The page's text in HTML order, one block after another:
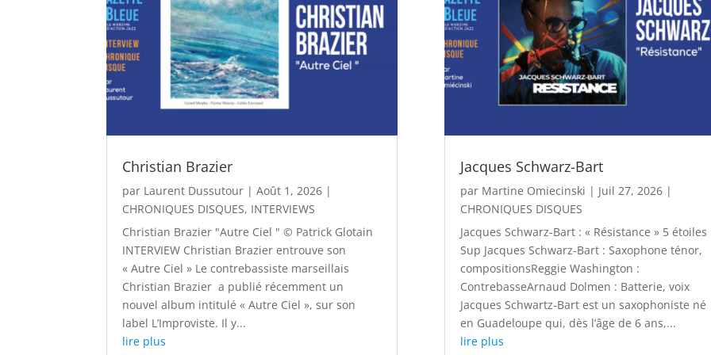
Christian Brazier
par Laurent Dussutour |Août 1, 2026 |
CHRONIQUES DISQUES, INTERVIEWS
Christian Brazier "Autre Ciel " © Patrick Glotain
INTERVIEW Christian Brazier entrouve son
« Autre Ciel » Le contrebassiste marseillais
Christian Brazier a publié récemment un
nouvel album intitulé « Autre Ciel », sur son
label L’Improviste. Il y...
lire plus
Jacques Schwarz-Bart
par Martine Omiecinski | Juil 27, 2026|
CHRONIQUES DISQUES
Jacques Schwarz-Bart : « Résistance » 5 étoiles
Sup Jacques Schwarz-Bart : Saxophone ténor,
compositionsReggie Washington :
ContrebasseArnaud Dolmen : Batterie, voix
Jacques Schwartz-Bart est un saxophoniste né
en Guadeloupe qui, dès l’âge de 6 ans,...
lire plus